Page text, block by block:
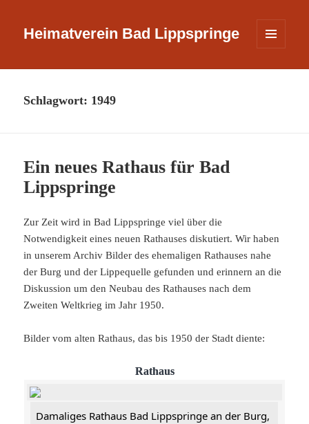
Heimatverein Bad Lippspringe
WIDGETS
Schlagwort: 1949
Ein neues Rathaus für Bad
Lippspringe
Zur Zeit wird in Bad Lippspringe viel über die
Notwendigkeit eines neuen Rathauses diskutiert. Wir haben
in unserem Archiv Bilder des ehemaligen Rathauses nahe
der Burg und der Lippequelle gefunden und erinnern an die
Diskussion um den Neubau des Rathauses nach dem
Zweiten Weltkrieg im Jahr 1950.
Bilder vom alten Rathaus, das bis 1950 der Stadt diente:
Rathaus
Damaliges Rathaus Bad Lippspringe an der Burg,